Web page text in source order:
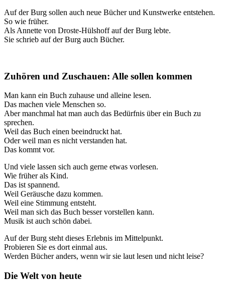
Auf der Burg sollen auch neue Bücher und Kunstwerke entstehen.
So wie früher.
Als Annette von Droste-Hülshoff auf der Burg lebte.
Sie schrieb auf der Burg auch Bücher.
Zuhören und Zuschauen: Alle sollen kommen
Man kann ein Buch zuhause und alleine lesen.
Das machen viele Menschen so.
Aber manchmal hat man auch das Bedürfnis über ein Buch zu
sprechen.
Weil das Buch einen beeindruckt hat.
Oder weil man es nicht verstanden hat.
Das kommt vor.
Und viele lassen sich auch gerne etwas vorlesen.
Wie früher als Kind.
Das ist spannend.
Weil Geräusche dazu kommen.
Weil eine Stimmung entsteht.
Weil man sich das Buch besser vorstellen kann.
Musik ist auch schön dabei.
Auf der Burg steht dieses Erlebnis im Mittelpunkt.
Probieren Sie es dort einmal aus.
Werden Bücher anders, wenn wir sie laut lesen und nicht leise?
Die Welt von heute